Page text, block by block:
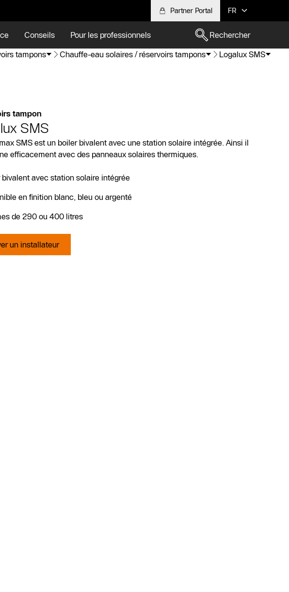
Partner Portal FR
Conseils Pour les professionnels
Rechercher
tampons Chauffe-eau solaires / réservoirs tampons Logalux SMS
tampon
SMS
SMS est un boiler bivalent avec une station solaire intégrée. Ainsi il
efficacement avec des panneaux solaires thermiques.
bivalent avec station solaire intégrée
en finition blanc, bleu ou argenté
de 290 ou 400 litres
un installateur